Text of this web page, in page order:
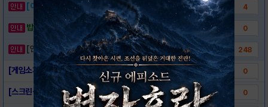
[이벤트] 웃음으로 매일매일 해피! 유머 게시.. 4
밥알이의 헝앱통신 ⑲ “밥알이, 드디어 멀티를.. 0
[안내] 헝그리앱 필수 상식! 밥알 획득 안내.. 248
[게임소개] - 라이벌킹덤 0
[스크린샷] - 라이벌킹덤 0